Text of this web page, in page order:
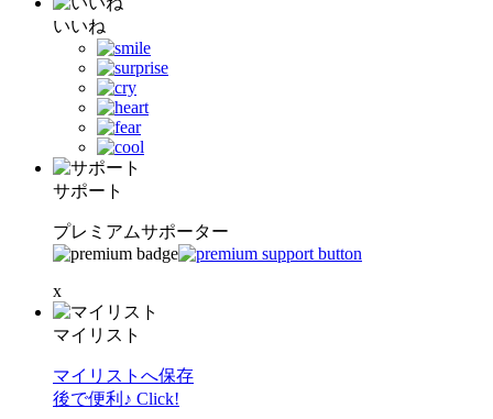
いいね
サポート
プレミアムサポーター
x
マイリスト
マイリストへ保存
後で便利♪ Click!